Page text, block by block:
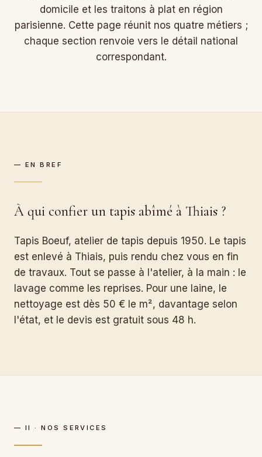
domicile et les traitons à plat en région
parisienne. Cette page réunit nos quatre métiers ;
chaque section renvoie vers le détail national
correspondant.
— EN BREF
À qui confier un tapis abîmé à Thiais ?
Tapis Boeuf, atelier de tapis depuis 1950. Le tapis
est enlevé à Thiais, puis rendu chez vous en fin
de travaux. Tout se passe à l'atelier, à la main : le
lavage comme les reprises. Pour une laine, le
nettoyage est dès 50 € le m², davantage selon
l'état, et le devis est gratuit sous 48 h.
— II · NOS SERVICES